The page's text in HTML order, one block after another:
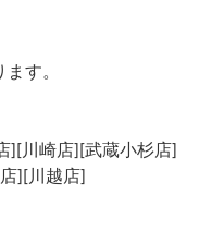
す。
][川崎店][武蔵小杉店]
][川越店]